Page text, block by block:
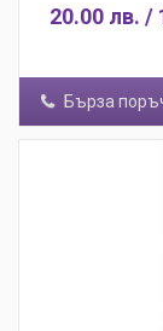
20.00 лв. /
Бърза